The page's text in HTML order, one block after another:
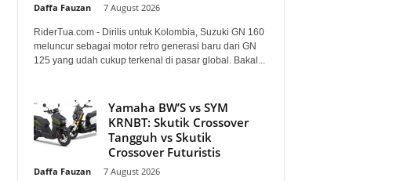
Daffa Fauzan 7 August 2026
RiderTua.com - Dirilis untuk Kolombia, Suzuki GN 160
meluncur sebagai motor retro generasi baru dari GN
125 yang udah cukup terkenal di pasar global. Bakal...
Yamaha BW’S vs SYM
KRNBT: Skutik Crossover
Tangguh vs Skutik
Crossover Futuristis
Daffa Fauzan 7 August 2026